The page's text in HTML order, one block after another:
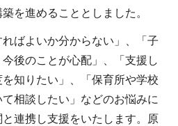
を進めることとしました。
ればよいか分からない」、「子
後のことが心配」、「支援し
知りたい」、「保育所や学校
相談したい」などのお悩みに
連携し支援をいたします。原